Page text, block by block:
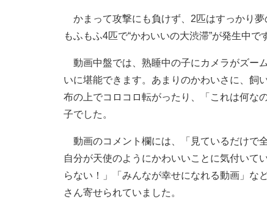
かまって攻撃にも負けず、2匹はすっかり
もふもふ4匹で“かわいいの大渋滞”が発生中で
動画中盤では、熟睡中の子にカメラがズー
いに堪能できます。あまりのかわいさに、飼
布の上でコロコロ転がったり、「これは何な
子でした。
動画のコメント欄には、「見ているだけで
自分が天使のようにかわいいことに気付いて
らない！」「みんなが幸せになれる動画」な
さん寄せられていました。